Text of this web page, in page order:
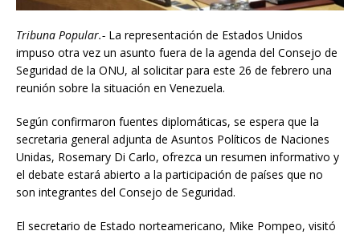
Tribuna Popular.- La representación de Estados Unidos
impuso otra vez un asunto fuera de la agenda del Consejo de
Seguridad de la ONU, al solicitar para este 26 de febrero una
reunión sobre la situación en Venezuela.
Según confirmaron fuentes diplomáticas, se espera que la
secretaria general adjunta de Asuntos Políticos de Naciones
Unidas, Rosemary Di Carlo, ofrezca un resumen informativo y
el debate estará abierto a la participación de países que no
son integrantes del Consejo de Seguridad.
El secretario de Estado norteamericano, Mike Pompeo, visitó